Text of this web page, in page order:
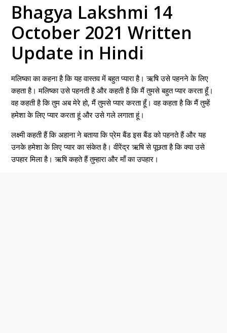
Bhagya Lakshmi 14
October 2021 Written
Update in Hindi
मलिष्का का कहना है कि यह वास्तव में बहुत प्यारा है। ऋषि उसे पहनने के लिए
कहता है। मलिष्का उसे पहनती है और कहती है कि मैं तुमसे बहुत प्यार करता हूँ।
वह कहती है कि तुम अब मेरे हो, मैं तुमसे प्यार करता हूँ। वह कहता है कि मैं तुम्हें
हमेशा के लिए प्यार करता हूं और उसे गले लगाता हूं।
लक्ष्मी कहती हैं कि अहाना ने बताया कि प्रेम बैंड इस बैंड को पहनते हैं और यह
उनके हमेशा के लिए प्यार का संकेत है। वीरेंद्र ऋषि से पूछता है कि क्या उसे
उपहार मिला है। ऋषि कहते हैं तुम्हारा और माँ का उपहार।